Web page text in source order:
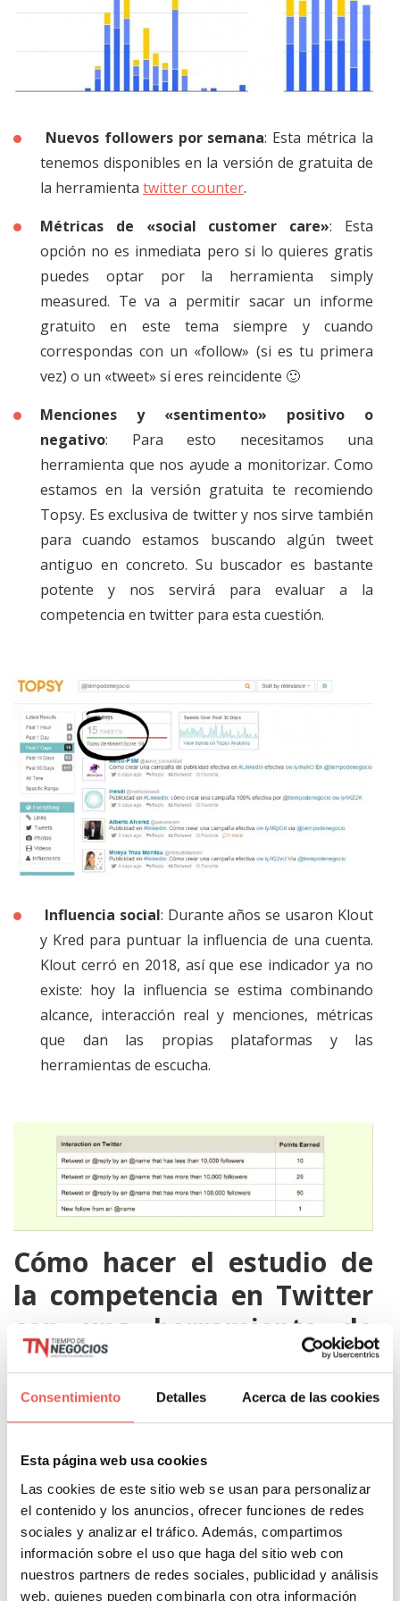
Consentimiento Detalles Acerca de las cookies
Esta página web usa cookies
Las cookies de este sitio web se usan para personalizar
el contenido y los anuncios, ofrecer funciones de redes
sociales y analizar el tráfico. Además, compartimos
información sobre el uso que haga del sitio web con
nuestros partners de redes sociales, publicidad y análisis
web, quienes pueden combinarla con otra información
Nuevos followers por semana: Esta métrica la
tenemos disponibles en la versión de gratuita de
la herramienta twitter counter.
Métricas de «social customer care»: Esta
opción no es inmediata pero si lo quieres gratis
puedes optar por la herramienta simply
measured. Te va a permitir sacar un informe
gratuito en este tema siempre y cuando
correspondas con un «follow» (si es tu primera
vez) o un «tweet» si eres reincidente 🙂
Menciones y «sentimento» positivo o
negativo: Para esto necesitamos una
herramienta que nos ayude a monitorizar. Como
estamos en la versión gratuita te recomiendo
Topsy. Es exclusiva de twitter y nos sirve también
para cuando estamos buscando algún tweet
antiguo en concreto. Su buscador es bastante
potente y nos servirá para evaluar a la
competencia en twitter para esta cuestión.
Influencia social: Durante años se usaron Klout
y Kred para puntuar la influencia de una cuenta.
Klout cerró en 2018, así que ese indicador ya no
existe: hoy la influencia se estima combinando
alcance, interacción real y menciones, métricas
que dan las propias plataformas y las
herramientas de escucha.
Cómo hacer el estudio de
la competencia en Twitter
con una herramienta de
pago
Puede que algunos os preguntéis, si ya me lo has
una herramienta para extraer estos datos?
Argumento mi respuesta:
Obtenemos datos más fiables. Nunca lo al
100% pero nos acercamos mucho más.